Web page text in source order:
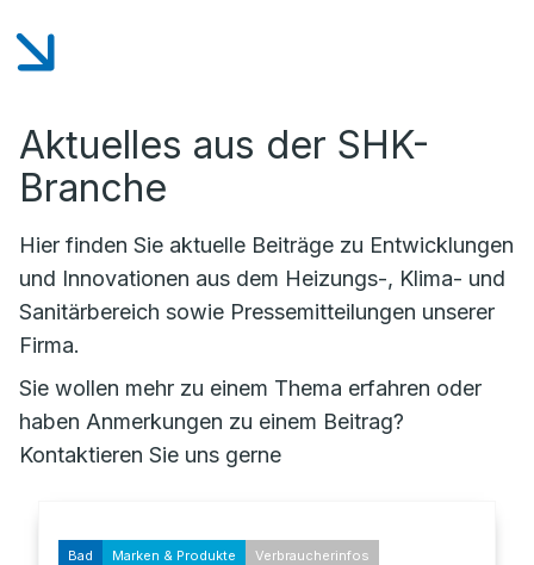
Aktuelles aus der SHK-
Branche
Hier finden Sie aktuelle Beiträge zu Entwicklungen
und Innovationen aus dem Heizungs-, Klima- und
Sanitärbereich sowie Pressemitteilungen unserer
Firma.
Sie wollen mehr zu einem Thema erfahren oder
haben Anmerkungen zu einem Beitrag?
Kontaktieren Sie uns gerne
Bad Marken & Produkte Verbraucherinfos